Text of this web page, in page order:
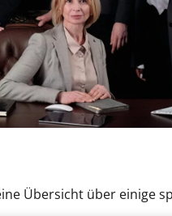
Übersicht über einige